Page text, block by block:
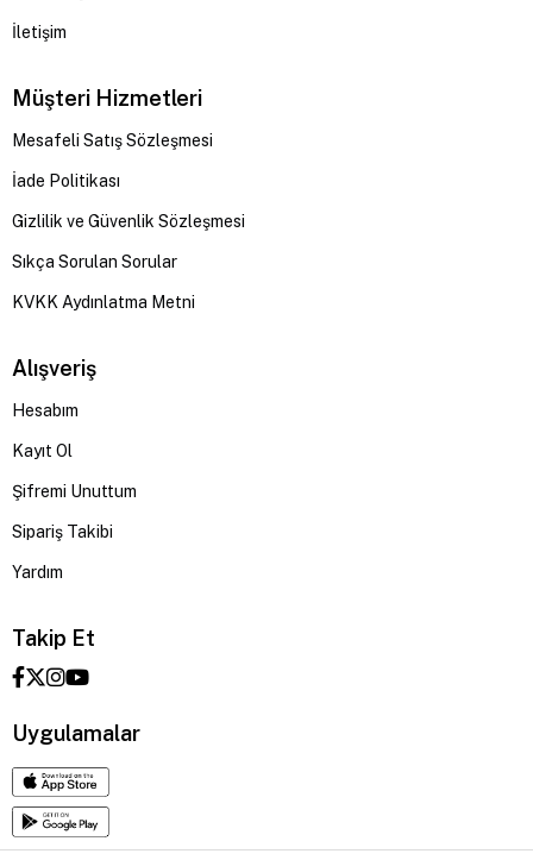
İletişim
Müşteri Hizmetleri
Mesafeli Satış Sözleşmesi
İade Politikası
Gizlilik ve Güvenlik Sözleşmesi
Sıkça Sorulan Sorular
KVKK Aydınlatma Metni
Alışveriş
Hesabım
Kayıt Ol
Şifremi Unuttum
Sipariş Takibi
Yardım
Takip Et
Uygulamalar